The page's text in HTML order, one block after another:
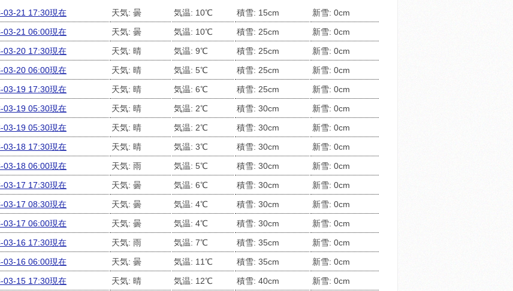
03-21 17:30現在 天気: 曇 気温: 10℃ 積雪: 15cm
新雪: 0cm
03-21 06:00現在
天気: 曇 気温: 10℃ 積雪: 25cm
新雪: 0cm
03-20 17:30現在
天気: 晴 気温: 9℃ 積雪: 25cm
新雪: 0cm
03-20 06:00現在
天気: 晴 気温: 5℃ 積雪: 25cm
新雪: 0cm
03-19 17:30現在
天気: 晴 気温: 6℃ 積雪: 25cm
新雪: 0cm
03-19 05:30現在
天気: 晴 気温: 2℃ 積雪: 30cm
新雪: 0cm
03-19 05:30現在
天気: 晴 気温: 2℃ 積雪: 30cm
新雪: 0cm
03-18 17:30現在
天気: 晴 気温: 3℃ 積雪: 30cm
新雪: 0cm
03-18 06:00現在
天気: 雨 気温: 5℃ 積雪: 30cm
新雪: 0cm
03-17 17:30現在
天気: 曇 気温: 6℃ 積雪: 30cm
新雪: 0cm
03-17 08:30現在
天気: 曇 気温: 4℃ 積雪: 30cm
新雪: 0cm
03-17 06:00現在
天気: 曇 気温: 4℃ 積雪: 30cm
新雪: 0cm
03-16 17:30現在
天気: 雨 気温: 7℃ 積雪: 35cm
新雪: 0cm
03-16 06:00現在
天気: 曇 気温: 11℃ 積雪: 35cm
新雪: 0cm
03-15 17:30現在
天気: 晴 気温: 12℃ 積雪: 40cm
新雪: 0cm